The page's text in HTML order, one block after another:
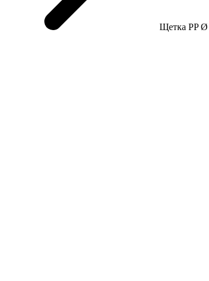
Щетка PP Ø